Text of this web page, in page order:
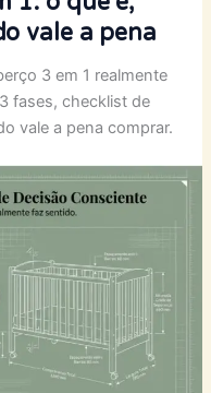
vale a pena
3 em 1 realmente
fases, checklist de
vale a pena comprar.